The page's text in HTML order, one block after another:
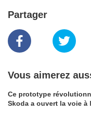
Partager
Vous aimerez
Ce prototype
Skoda a ouvert la voie à